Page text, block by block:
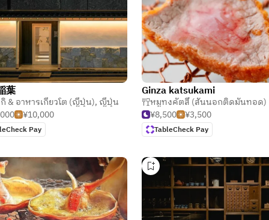
葉
กิ & อาหารเกียวโต (ญี่ปุ่น), ญี่ปุ่น
¥10,000
Pay
Ginza katsukami
หมูทงคัตสึ (สันนอกติดมันทอด)
¥8,500
¥3,500
TableCheck Pay